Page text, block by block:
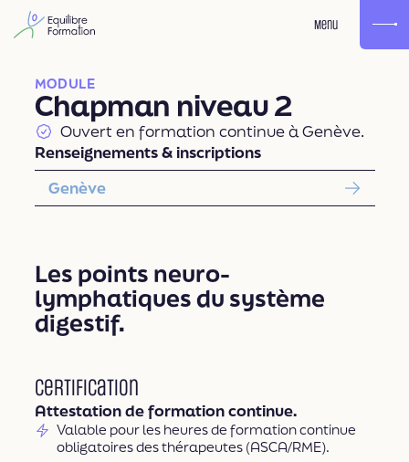
Menu
MODULE
Chapman niveau 2
Ouvert en formation continue à Genève.
Renseignements & inscriptions
Genève
Les points neuro-
lymphatiques du système
digestif.
Certification
Attestation de formation continue.
Valable pour les heures de formation continue
obligatoires des thérapeutes (ASCA/RME).